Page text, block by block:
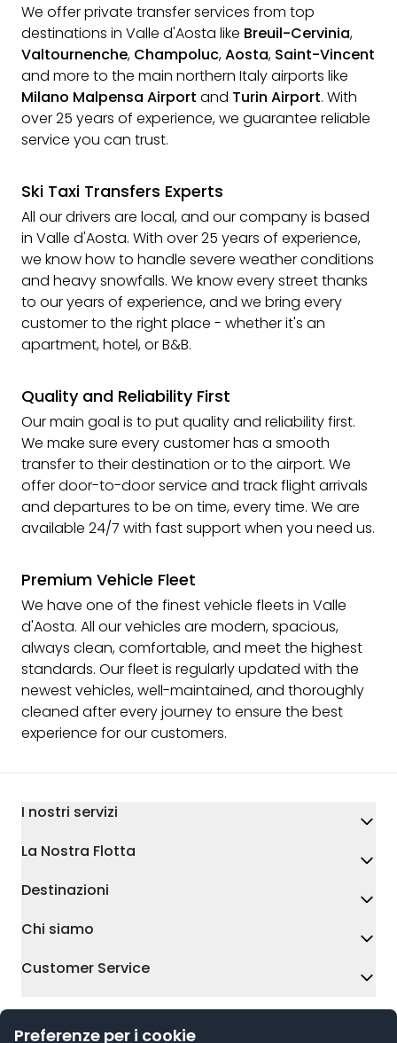
We offer private transfer services from top
destinations in Valle d'Aosta like Breuil-Cervinia,
Valtournenche, Champoluc,Aosta, Saint-Vincent
and more to the main northern Italy airports like
Milano Malpensa Airport and Turin Airport. With
over 25 years of experience, we guarantee reliable
service you can trust.
Ski Taxi Transfers Experts
All our drivers are local, and our company is based
in Valle d'Aosta. With over 25 years of experience,
we know how to handle severe weather conditions
and heavy snowfalls. We know every street thanks
to our years of experience, and we bring every
customer to the right place - whether it's an
apartment, hotel, or B&B.
Quality and Reliability First
Our main goal is to put quality and reliability first.
We make sure every customer has a smooth
transfer to their destination or to the airport. We
offer door-to-door service and track flight arrivals
and departures to be on time, every time. We are
available 24/7 with fast support when you need us.
Premium Vehicle Fleet
We have one of the finest vehicle fleets in Valle
d'Aosta. All our vehicles are modern, spacious,
always clean, comfortable, and meet the highest
standards. Our fleet is regularly updated with the
newest vehicles, well-maintained, and thoroughly
cleaned after every journey to ensure the best
experience for our customers.
I nostri servizi
La Nostra Flotta
Destinazioni
Chi siamo
Customer Service
Preferenze per i cookie